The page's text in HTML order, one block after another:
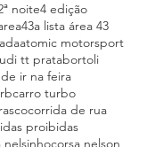
noite4 edição
a lista área 43
atomic motorsport
tt pratabortoli
ir na feira
carro turbo
corrida de rua
proibidas
nelsinhocorsa nelson